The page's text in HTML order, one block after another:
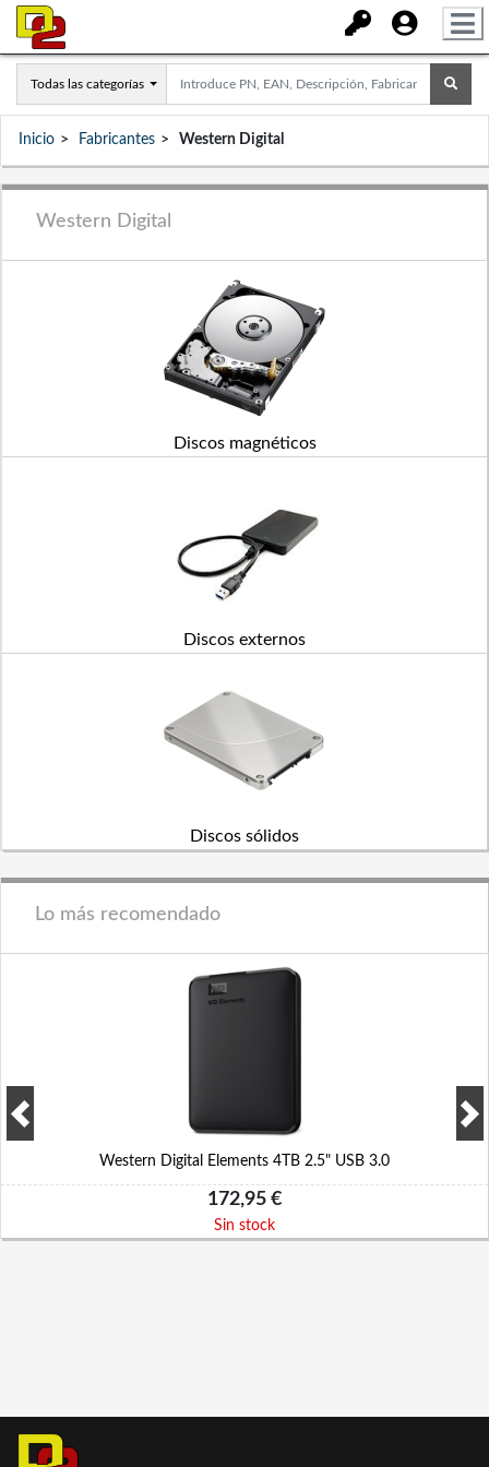
Todas las categorías
Inicio Fabricantes Western Digital
Western Digital
Discos magnéticos
Discos externos
Discos sólidos
Lo más recomendado
Western Digital Elements 4TB 2.5" USB 3.0
172,95 €
Sin stock